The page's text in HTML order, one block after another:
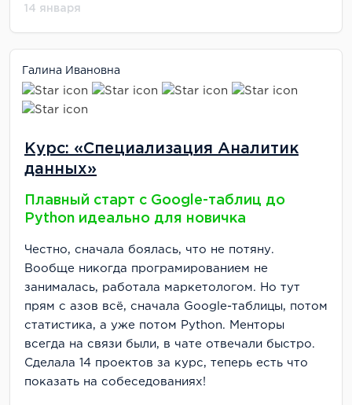
14 января
Галина Ивановна
Курс: «Специализация Аналитик
данных»
Плавный старт с Google-таблиц до
Python идеально для новичка
Честно, сначала боялась, что не потяну.
Вообще никогда програмированием не
занималась, работала маркетологом. Но тут
прям с азов всё, сначала Google-таблицы, потом
статистика, а уже потом Python. Менторы
всегда на связи были, в чате отвечали быстро.
Сделала 14 проектов за курс, теперь есть что
показать на собеседованиях!